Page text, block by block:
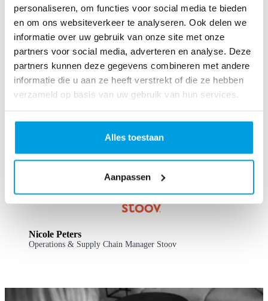
personaliseren, om functies voor social media te bieden
en om ons websiteverkeer te analyseren. Ook delen we
informatie over uw gebruik van onze site met onze
partners voor social media, adverteren en analyse. Deze
partners kunnen deze gegevens combineren met andere
informatie die u aan ze heeft verstrekt of die ze hebben
verzameld op basis van uw gebruik van hun services.
Alles toestaan
Aanpassen
Sander Groenendijk
“We waren op zoek naar een partner die onze ambities
begreep en deze kon bijhouden. In Monta hebben we de
Zelfs tijdens piekperiodes kunnen we met vertrouwen
Nicole Peters
Operations & Supply Chain Manager Stoov